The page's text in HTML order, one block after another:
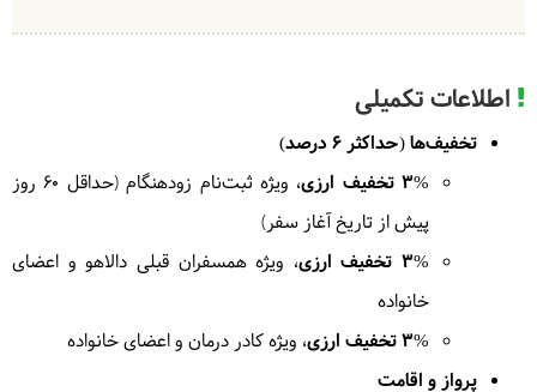
September 27, 2025 | 1404/07/05
در این روز به سوی سیله حرکت می‌کنیم. گشتی در
روستای سیله خواهیم زد. بعد از صرف ناهار به قونیه
برمی‌گردیم و وقت آزاد برای گشت یا خرید در قونیه
خواهید داشت. بعد از ظهر در مراسم سماع شرکت
اطلاعات تکمیلی
تخفیف‌ها (حداکثر 6 درصد)
3% تخفیف ارزی
، ویژه ثبت‌نام زودهنگام (حداقل ۶۰ روز
پیش از تاریخ آغاز سفر)
3% تخفیف ارزی
، ویژه همسفران قبلی دالاهو و اعضای
خانواده
3% تخفیف ارزی
، ویژه کادر درمان و اعضای خانواده
پرواز و اقامت